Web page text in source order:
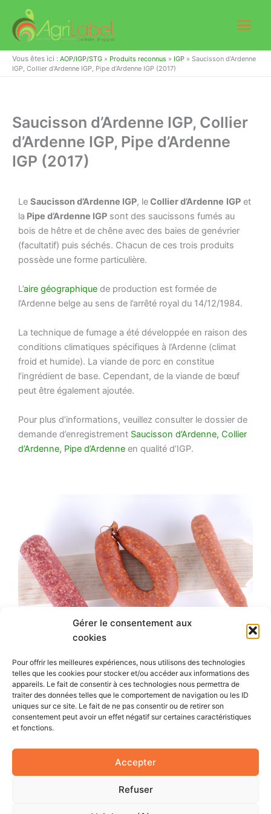
Gérer le consentement aux
cookies
Pour offrir les meilleures expériences, nous utilisons des technologies
telles que les cookies pour stocker et/ou accéder aux informations des
appareils. Le fait de consentir à ces technologies nous permettra de
traiter des données telles que le comportement de navigation ou les ID
uniques sur ce site. Le fait de ne pas consentir ou de retirer son
consentement peut avoir un effet négatif sur certaines caractéristiques
et fonctions.
Accepter
Refuser
contenu
Vous êtes ici : AOP/IGP/STG » Produits reconnus » IGP » Saucisson d’Ardenne
IGP, Collier d’Ardenne IGP, Pipe d’Ardenne IGP (2017)
Saucisson d’Ardenne IGP, Collier
d’Ardenne IGP, Pipe d’Ardenne
IGP (2017)
Le Saucisson d’Ardenne IGP, leCollier d’Ardenne IGP et
la Pipe d’Ardenne IGP sont des saucissons fumés au
bois de hêtre et de chêne avec des baies de genévrier
(facultatif) puis séchés. Chacun de ces trois produits
possède une forme particulière.
L’aire géographique de production est formée de
l’Ardenne belge au sens de l’arrêté royal du 14/12/1984.
La technique de fumage a été développée en raison des
conditions climatiques spécifiques à l’Ardenne (climat
froid et humide). La viande de porc en constitue
l’ingrédient de base. Cependant, de la viande de bœuf
peut être également ajoutée.
Pour plus d’informations, veuillez consulter le dossier de
demande d’enregistrement Saucisson d’Ardenne, Collier
d’Ardenne, Pipe d’Ardenne en qualité d’IGP.
PRÉCÉDENT SUIVANT
WordPress Astra